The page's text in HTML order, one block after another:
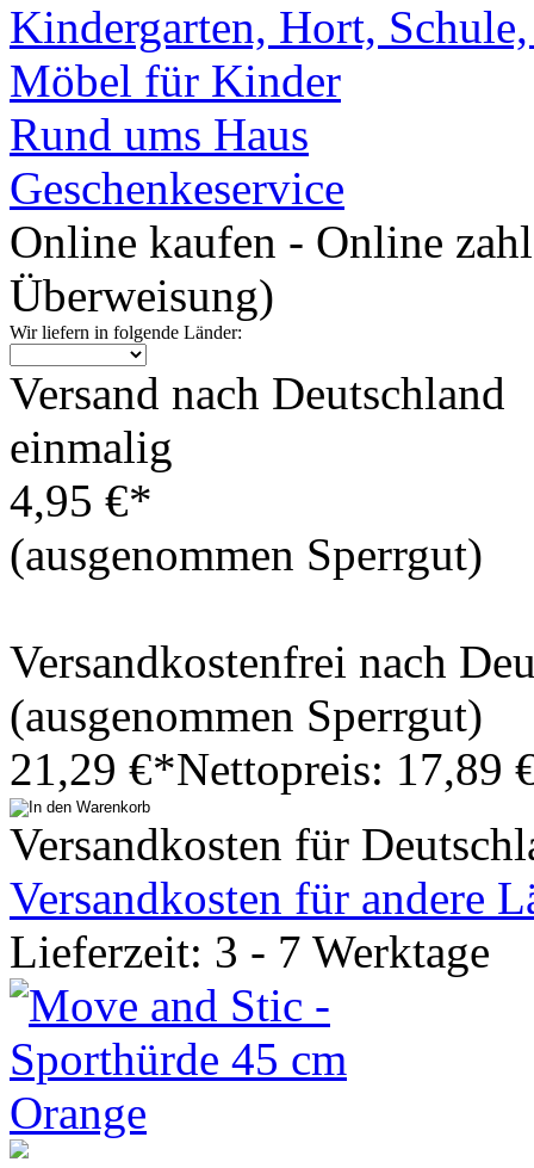
Kindergarten, Hort,
Möbel für Kinder
Rund ums Haus
Geschenkeservice
Online kaufen - Online
Überweisung)
Wir liefern in folgende Länder:
Versand nach Deutschland
einmalig
4,95 €*
(ausgenommen Sperrgut)
Versandkostenfrei nach
(ausgenommen Sperrgut)
21,29 €*Nettopreis: 17,89
Versandkosten für
Versandkosten für andere
Lieferzeit: 3 - 7 Werktage